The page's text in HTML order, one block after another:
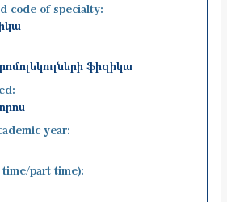
code of specialty:
ֆիզիկա
year:
part time):